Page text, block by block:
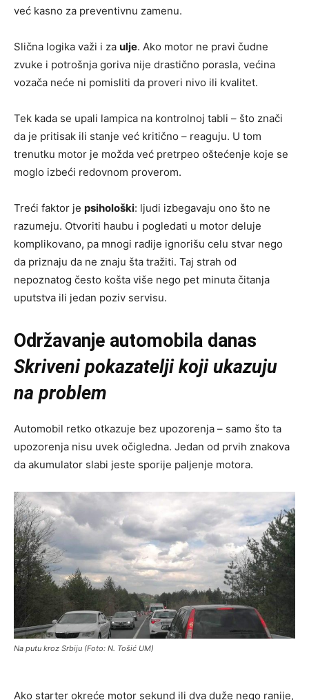
već kasno za preventivnu zamenu.
Slična logika važi i za ulje. Ako motor ne pravi čudne
zvuke i potrošnja goriva nije drastično porasla, većina
vozača neće ni pomisliti da proveri nivo ili kvalitet.
Tek kada se upali lampica na kontrolnoj tabli – što znači
da je pritisak ili stanje već kritično – reaguju. U tom
trenutku motor je možda već pretrpeo oštećenje koje se
moglo izbeći redovnom proverom.
Treći faktor je psihološki: ljudi izbegavaju ono što ne
razumeju. Otvoriti haubu i pogledati u motor deluje
komplikovano, pa mnogi radije ignorišu celu stvar nego
da priznaju da ne znaju šta tražiti. Taj strah od
nepoznatog često košta više nego pet minuta čitanja
uputstva ili jedan poziv servisu.
Održavanje automobila danas
Skriveni pokazatelji koji ukazuju
na problem
Automobil retko otkazuje bez upozorenja – samo što ta
upozorenja nisu uvek očigledna. Jedan od prvih znakova
da akumulator slabi jeste sporije paljenje motora.
Na putu kroz Srbiju (Foto: N. Tošić UM)
Ako starter okreće motor sekund ili dva duže nego ranije,